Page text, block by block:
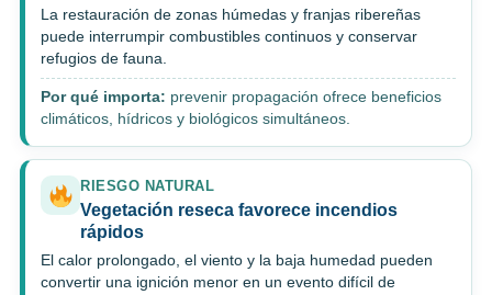
La restauración de zonas húmedas y franjas ribereñas
puede interrumpir combustibles continuos y conservar
refugios de fauna.
Por qué importa: prevenir propagación ofrece beneficios
climáticos, hídricos y biológicos simultáneos.
RIESGO NATURAL
Vegetación reseca favorece incendios
rápidos
El calor prolongado, el viento y la baja humedad pueden
convertir una ignición menor en un evento difícil de